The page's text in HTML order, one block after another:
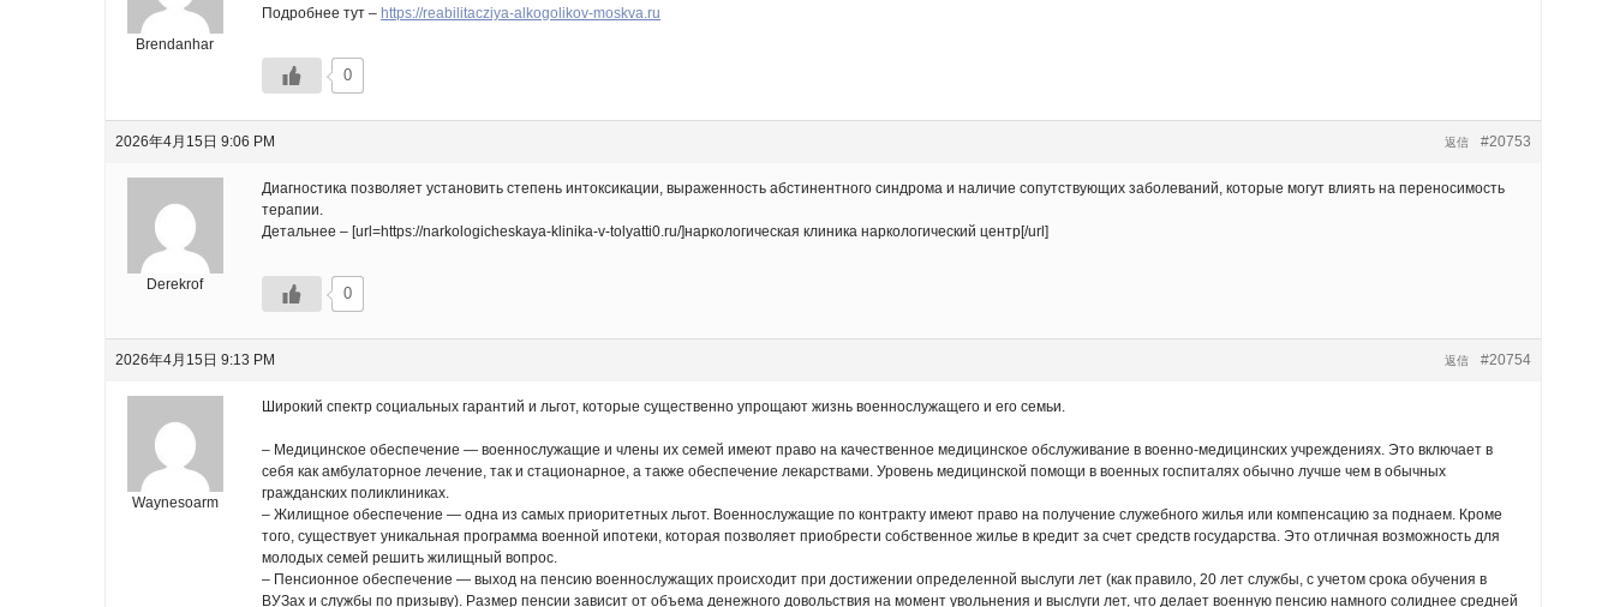
Brendanhar
Подробнее тут – https://reabilitacziya-alkogolikov-moskva.ru
0
2026年4月15日 9:06 PM #20753
返信
Derekrof
Диагностика позволяет установить степень интоксикации, выраженность абстинентного синдрома и наличие сопутствующих заболеваний, которые могут влиять на переносимость
терапии.
Детальнее – [url=https://narkologicheskaya-klinika-v-tolyatti0.ru/]наркологическая клиника наркологический центр[/url]
0
2026年4月15日 9:13 PM #20754
返信
Waynesoarm
Широкий спектр социальных гарантий и льгот, которые существенно упрощают жизнь военнослужащего и его семьи.
– Медицинское обеспечение — военнослужащие и члены их семей имеют право на качественное медицинское обслуживание в военно-медицинских учреждениях. Это включает в
себя как амбулаторное лечение, так и стационарное, а также обеспечение лекарствами. Уровень медицинской помощи в военных госпиталях обычно лучше чем в обычных
гражданских поликлиниках.
– Жилищное обеспечение — одна из самых приоритетных льгот. Военнослужащие по контракту имеют право на получение служебного жилья или компенсацию за поднаем. Кроме
того, существует уникальная программа военной ипотеки, которая позволяет приобрести собственное жилье в кредит за счет средств государства. Это отличная возможность для
молодых семей решить жилищный вопрос.
– Пенсионное обеспечение — выход на пенсию военнослужащих происходит при достижении определенной выслуги лет (как правило, 20 лет службы, с учетом срока обучения в
ВУЗах и службы по призыву). Размер пенсии зависит от объема денежного довольствия на момент увольнения и выслуги лет, что делает военную пенсию намного солиднее средней